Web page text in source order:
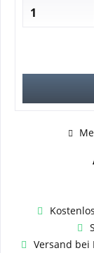
Versand bei